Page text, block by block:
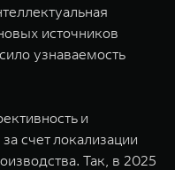
источников
узнаваемость
и
счет локализации
Так, в 2025